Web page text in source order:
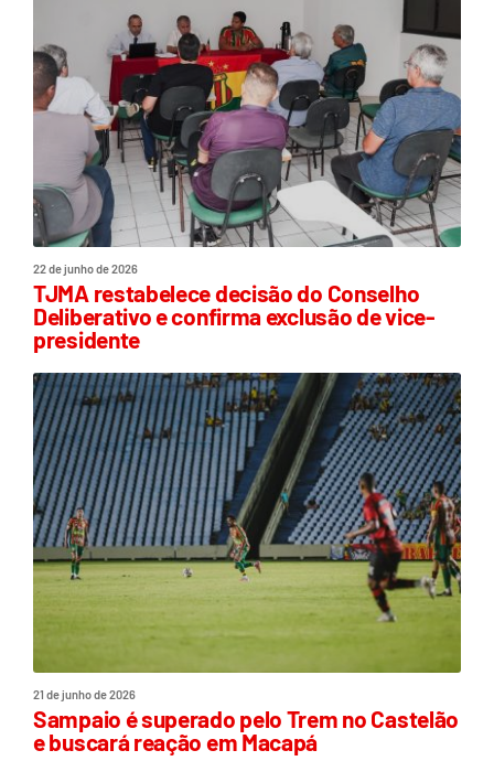
22 de junho de 2026
TJMA restabelece decisão do Conselho
Deliberativo e confirma exclusão de vice-
presidente
21 de junho de 2026
Sampaio é superado pelo Trem no Castelão
e buscará reação em Macapá